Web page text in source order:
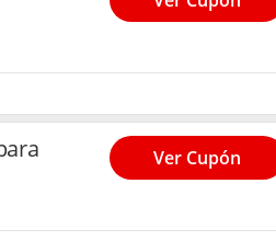
Ver Cupón